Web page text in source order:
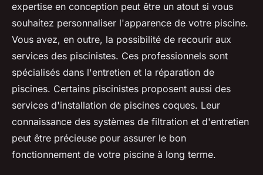
expertise en conception peut être un atout si vous
souhaitez personnaliser l'apparence de votre piscine.
Vous avez, en outre, la possibilité de recourir aux
services des piscinistes. Ces professionnels sont
spécialisés dans l'entretien et la réparation de
piscines. Certains piscinistes proposent aussi des
services d'installation de piscines coques. Leur
connaissance des systèmes de filtration et d'entretien
peut être précieuse pour assurer le bon
fonctionnement de votre piscine à long terme.